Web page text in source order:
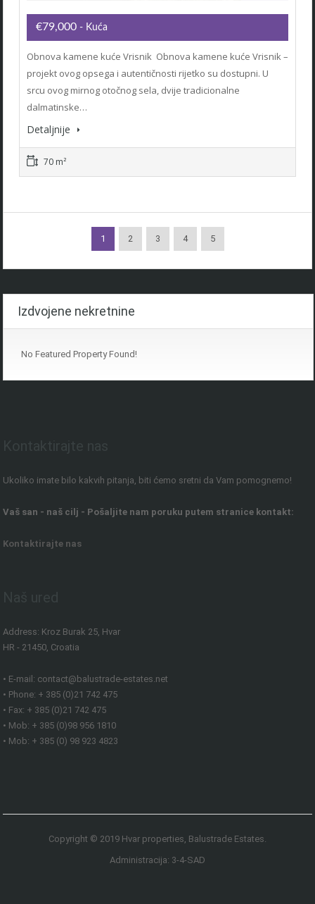
€79,000 - Kuća
Obnova kamene kuće Vrisnik Obnova kamene kuće Vrisnik –
projekt ovog opsega i autentičnosti rijetko su dostupni. U
srcu ovog mirnog otočnog sela, dvije tradicionalne
dalmatinske…
Detaljnije
70 m²
1 2 3 4 5
Izdvojene nekretnine
No Featured Property Found!
Ukoliko imate bilo kakvih pitanja, biti ćemo sretni da Vam pomognemo!
Vaš san - naš cilj - Pošaljite nam poruku putem stranice kontakt:
Kontaktirajte nas
Address: Kroz Burak 25, Hvar
HR - 21450, Croatia
• E-mail: contact@balustrade-estates.net
• Phone: + 385 (0)21 742 475
• Fax: + 385 (0)21 742 475
• Mob: + 385 (0)98 956 1810
• Mob: + 385 (0) 98 923 4823
Copyright © 2019 Hvar properties, Balustrade Estates.
Administracija: 3-4-SAD